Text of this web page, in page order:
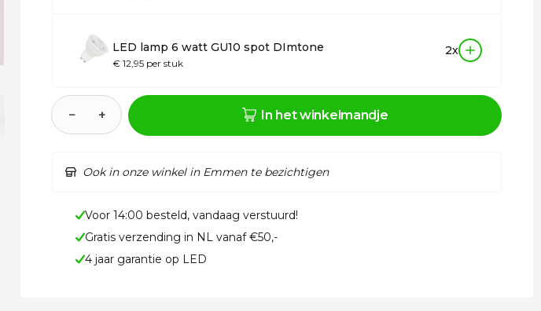
LED lamp 6 watt GU10 spot DImtone
€ 12,95 per stuk
2x
− + In het winkelmandje
Ook in onze winkel in Emmen te bezichtigen
Voor 14:00 besteld, vandaag verstuurd!
Gratis verzending in NL vanaf €50,-
4 jaar garantie op LED